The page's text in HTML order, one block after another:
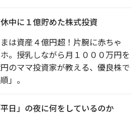
中に１億貯めた株式投資
は資産４億円超！片腕に赤ちゃ
。授乳しながら月１０００万円を
のママ投資家が教える、優良株で
」。
日」の夜に何をしているのか